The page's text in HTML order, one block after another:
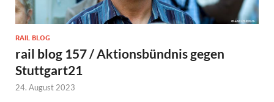
RAIL BLOG
rail blog 157 / Aktionsbündnis gegen
Stuttgart21
24. August 2023